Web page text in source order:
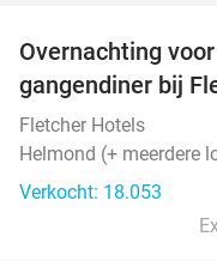
Overnachting
gangendiner bij
Fletcher Hotels
Helmond (+ meerdere
Verkocht: 18.053